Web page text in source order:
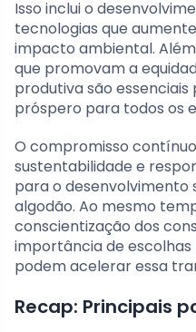
Isso inclui o
tecnologias que
impacto ambiental.
que promovam a
produtiva são
próspero para todos os
O compromisso
sustentabilidade e
para o desenvolvimento
algodão. Ao mesmo
conscientização dos
importância de
podem acelerar essa
Recap: Principais